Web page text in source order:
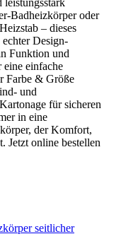
Badheizkörper oder
– dieses
Design-
Funktion und
einfache
Farbe & Größe
und
für sicheren
in eine
der Komfort,
Jetzt online bestellen